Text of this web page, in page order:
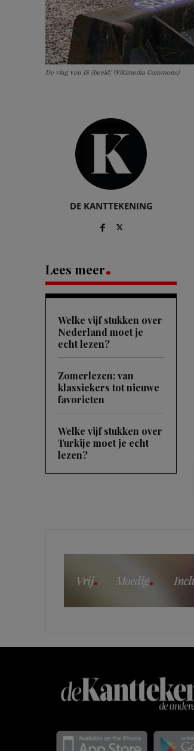
De vlag van IS (beeld: Wikimedia Commons)
DE KANTTEKENING
Lees meer
Welke vijf stukken over
Nederland moet je
echt lezen?
Zomerlezen: van
klassiekers tot nieuwe
favorieten
Welke vijf stukken over
Turkije moet je echt
lezen?